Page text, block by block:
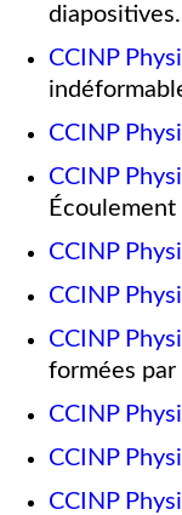
diapositives.
CCINP
CCINP
CCINP
Écoulement
CCINP
CCINP
CCINP
formées
CCINP
CCINP
CCINP